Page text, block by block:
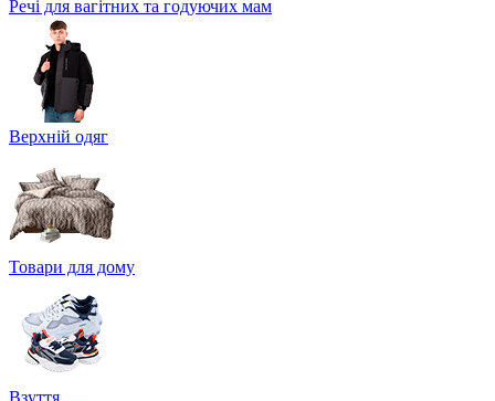
Речі для вагітних та годуючих мам
Верхній одяг
Товари для дому
Взуття